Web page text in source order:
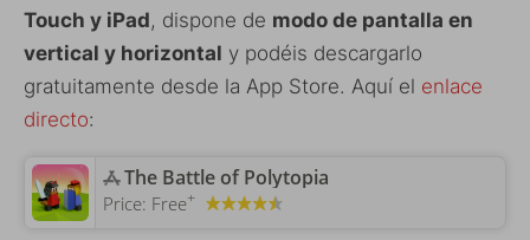
Touch y iPad, dispone de modo de pantalla en
vertical y horizontal y podéis descargarlo
gratuitamente desde la App Store. Aquí el enlace
directo:
‎The Battle of Polytopia
Price: Free+